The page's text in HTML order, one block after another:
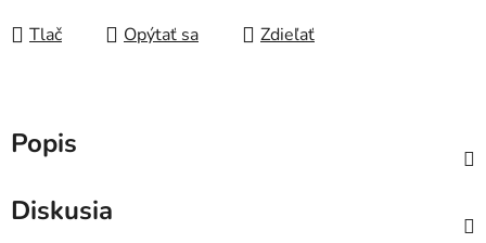
Tlač Opýtať sa Zdieľať
Popis
Diskusia